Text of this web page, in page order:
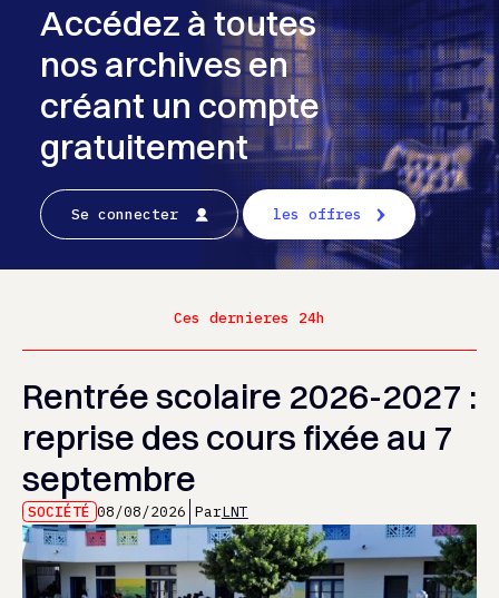
Accédez à toutes
nos archives en
créant un compte
gratuitement
Se connecter les offres
Ces dernieres 24h
Rentrée scolaire 2026-2027 :
reprise des cours fixée au 7
septembre
SOCIÉTÉ 08/08/2026 ParLNT